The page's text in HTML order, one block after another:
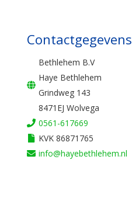
Contactgegevens
Bethlehem B.V
Haye Bethlehem
Grindweg 143
8471EJ Wolvega
0561-617669
KVK 86871765
info@hayebethlehem.nl